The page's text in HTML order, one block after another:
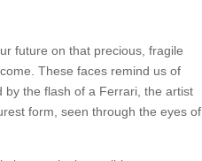
future on that precious, fragile
These faces remind us of
the flash of a Ferrari, the artist
form, seen through the eyes of